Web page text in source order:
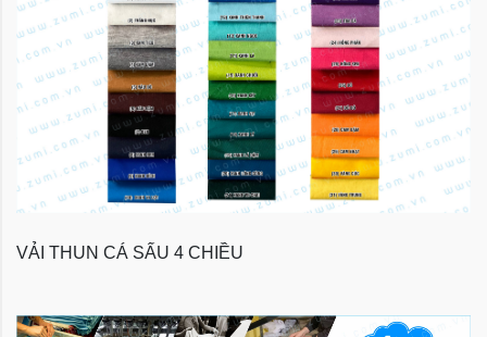
VẢI THUN CÁ SẤU 4 CHIỀU